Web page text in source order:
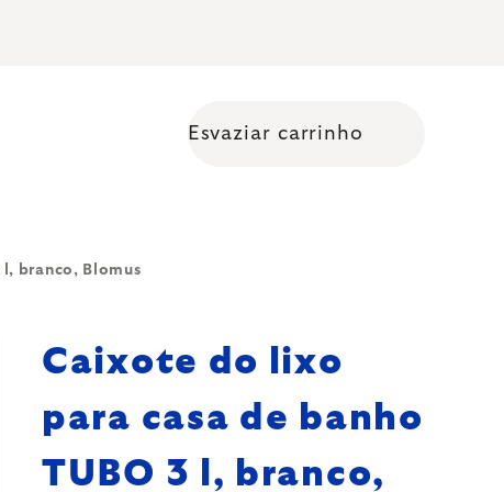
Esvaziar carrinho
branco, Blomus
Caixote do lixo
para casa de banho
TUBO 3 l, branco,